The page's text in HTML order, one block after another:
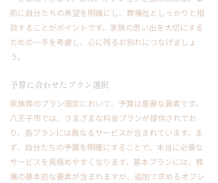
前に自分たちの希望を明確にし、葬儀社としっかりと相
談することがポイントです。家族の思い出を大切にする
ための一手を考慮し、心に残るお別れにつなげましょ
う。
予算に合わせたプラン選択
家族葬のプラン選定において、予算は重要な要素です。
八王子市では、さまざまな料金プランが提供されてお
り、各プランには異なるサービスが含まれています。ま
ず、自分たちの予算を明確にすることで、本当に必要な
サービスを見極めやすくなります。基本プランには、葬
儀の基本的な要素が含まれますが、追加で求めるオプシ